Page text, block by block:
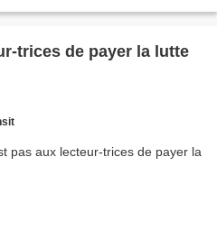
trices de payer la lutte